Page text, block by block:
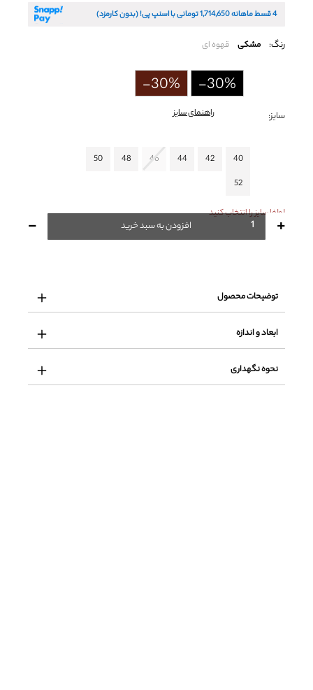
4 قسط ماهانه 1,714,650تومانی با اسنپ پی! (بدون کارمزد)
رنگ: مشکی قهوه ای
-30%
-30%
سایز: راهنمای سایز
40
42
44
46
48
50
52
لطفا سایز را انتخاب کنید
+ افزودن به سبد خرید -
توضیحات محصول
ابعاد و اندازه
نحوه نگهداری